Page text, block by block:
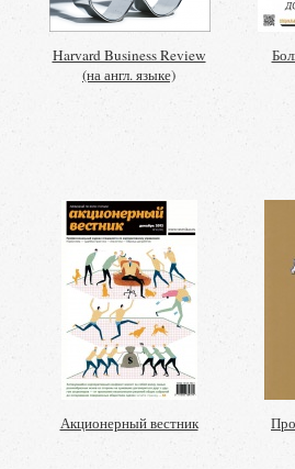
Harvard Business Review
(на англ. языке)
Акционерный вестник